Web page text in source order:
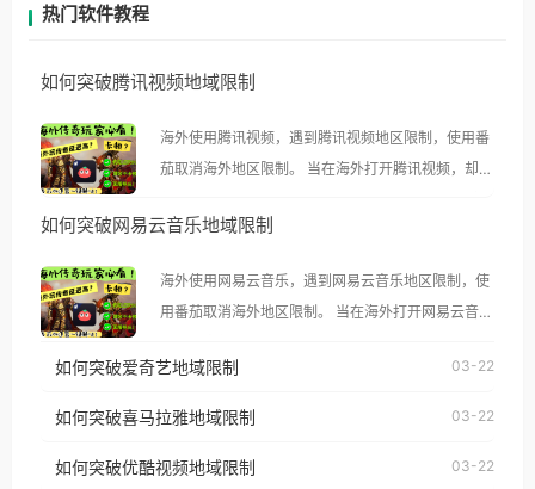
热门软件教程
如何突破腾讯视频地域限制
海外使用腾讯视频，遇到腾讯视频地区限制，使用番
茄取消海外地区限制。 当在海外打开腾讯视频，却突
示语。 海外用户如香港、澳门、台湾、美国、加拿
像其他音乐平台一样，出现地区及版权限制问题，且
仅能在中国大陆地区播放。 遇到这个问题的朋友们，
台湾、美国、加拿大、澳大利亚、欧洲等国家和地区
权限制所困扰。
如何突破网易云音乐地域限制
海外使用网易云音乐，遇到网易云音乐地区限制，使
用番茄取消海外地区限制。 当在海外打开网易云音
播放”的提示语。 海外用户如香港、澳门、台湾、美
制问题，且仅能在中国大陆地区播放。 遇到这个问题
如何突破爱奇艺地域限制 03-22
如何突破喜马拉雅地域限制 03-22
如何突破优酷视频地域限制 03-22